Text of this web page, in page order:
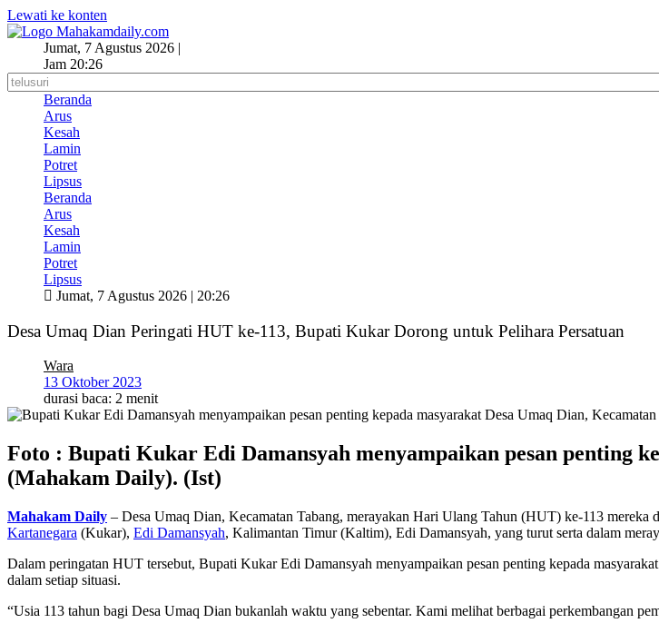
Lewati ke konten
Jumat, 7 Agustus 2026 |
Jam 20:26
Beranda
Arus
Kesah
Lamin
Potret
Lipsus
Beranda
Arus
Kesah
Lamin
Potret
Lipsus
Jumat, 7 Agustus 2026 | 20:26
Desa Umaq Dian Peringati HUT ke-113, Bupati Kukar Dorong untuk Pelihara Persatuan
Wara
13 Oktober 2023
durasi baca: 2 menit
Foto : Bupati Kukar Edi Damansyah menyampaikan pesan penting
(Mahakam Daily). (Ist)
Mahakam Daily – Desa Umaq Dian, Kecamatan Tabang, merayakan Hari Ulang Tahun (HUT) ke-113
Kartanegara (Kukar), Edi Damansyah, Kalimantan Timur (Kaltim), Edi Damansyah, yang turut serta dalam
Dalam peringatan HUT tersebut, Bupati Kukar Edi Damansyah menyampaikan pesan penting kepada
dalam setiap situasi.
“Usia 113 tahun bagi Desa Umaq Dian bukanlah waktu yang sebentar. Kami melihat berbagai perkembangan